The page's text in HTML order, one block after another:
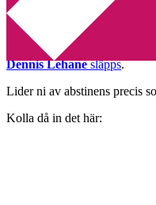
2010-10-26 Annika
Nu är det riktigt nära tills det
Dennis Lehanesläpps.
Lider ni av abstinens precis
Kolla då in det här: